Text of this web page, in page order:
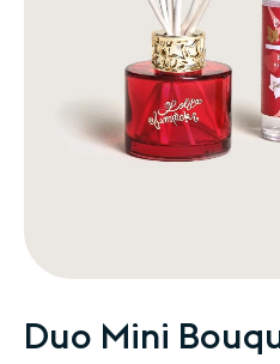
Passer
au
Duo Mini